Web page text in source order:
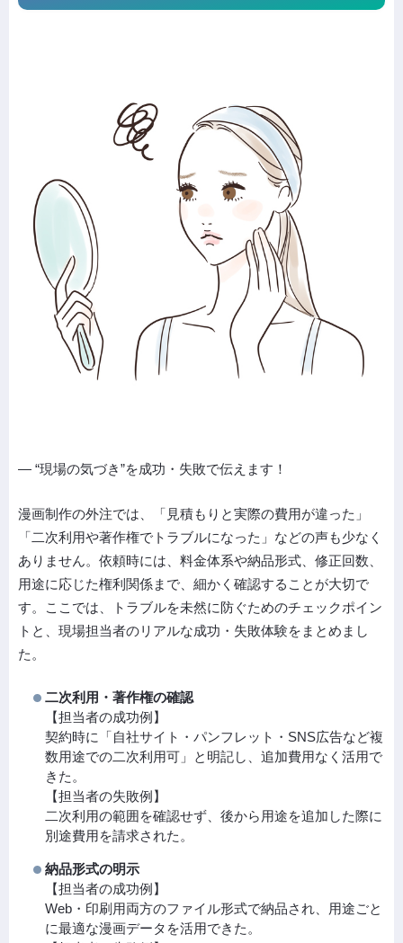
― “現場の気づき”を成功・失敗で伝えます！
漫画制作の外注では、「見積もりと実際の費用が違った」
「二次利用や著作権でトラブルになった」などの声も少なく
ありません。依頼時には、料金体系や納品形式、修正回数、
用途に応じた権利関係まで、細かく確認することが大切で
す。ここでは、トラブルを未然に防ぐためのチェックポイン
トと、現場担当者のリアルな成功・失敗体験をまとめまし
た。
二次利用・著作権の確認
【担当者の成功例】
契約時に「自社サイト・パンフレット・SNS広告など複
数用途での二次利用可」と明記し、追加費用なく活用で
きた。
【担当者の失敗例】
二次利用の範囲を確認せず、後から用途を追加した際に
別途費用を請求された。
納品形式の明示
【担当者の成功例】
Web・印刷用両方のファイル形式で納品され、用途ごと
に最適な漫画データを活用できた。